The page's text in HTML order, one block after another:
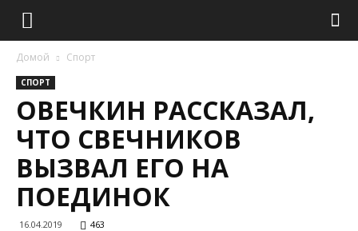
Домой Спорт
СПОРТ
ОВЕЧКИН РАССКАЗАЛ,
ЧТО СВЕЧНИКОВ
ВЫЗВАЛ ЕГО НА
ПОЕДИНОК
16.04.2019 463